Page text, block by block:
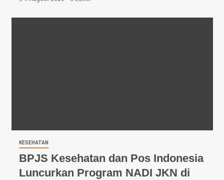
KESEHATAN
BPJS Kesehatan dan Pos Indonesia
Luncurkan Program NADI JKN di